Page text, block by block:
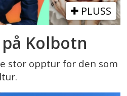
PLUSS
Kolbotn
stor opptur for den som